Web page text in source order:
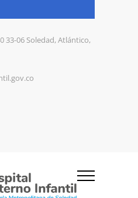
33-06 Soledad, Atlántico,